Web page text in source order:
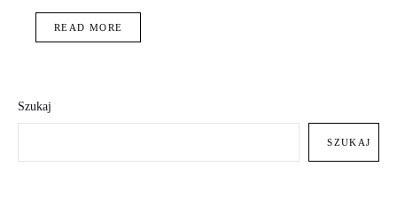
READ MORE
Szukaj
SZUKAJ